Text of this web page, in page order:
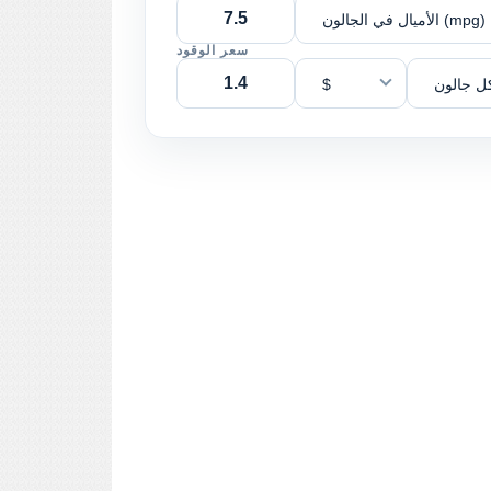
الأميال في الجالون (mpg)
سعر الوقود
$ جالون